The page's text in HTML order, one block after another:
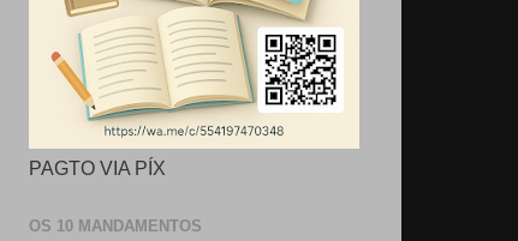
PAGTO VIA PÍX
OS 10 MANDAMENTOS